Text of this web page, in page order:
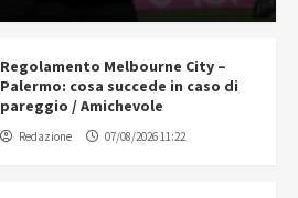
Regolamento Melbourne City –
Palermo: cosa succede in caso di
pareggio / Amichevole
Redazione 07/08/2026 11:22